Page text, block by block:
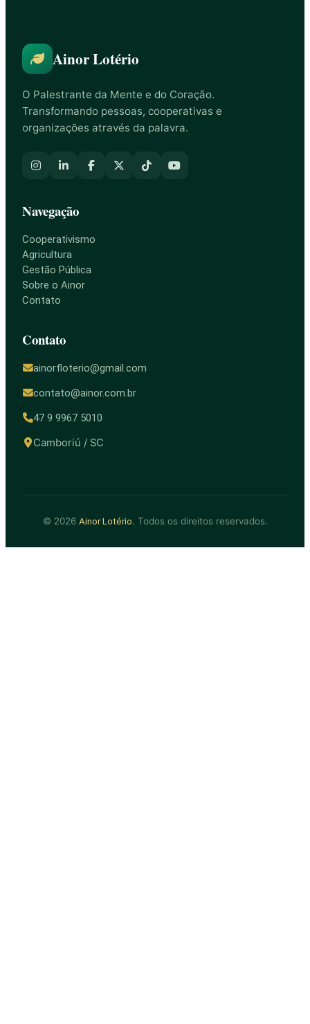
Ainor Lotério
O Palestrante da Mente e do Coração.
Transformando pessoas, cooperativas e
organizações através da palavra.
Navegação
Cooperativismo
Agricultura
Gestão Pública
Sobre o Ainor
Contato
Contato
ainorfloterio@gmail.com
contato@ainor.com.br
47 9 9967 5010
Camboriú / SC
© 2026 Ainor Lotério. Todos os direitos reservados.